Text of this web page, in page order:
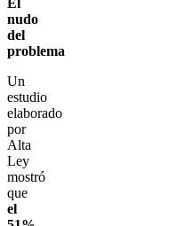
El
nudo
del
problema
Un
estudio
elaborado
por
Alta
Ley
mostró
que
el